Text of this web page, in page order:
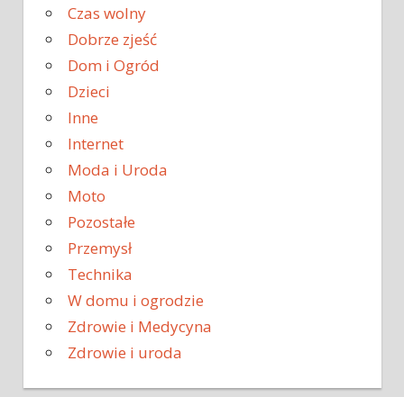
Czas wolny
Dobrze zjeść
Dom i Ogród
Dzieci
Inne
Internet
Moda i Uroda
Moto
Pozostałe
Przemysł
Technika
W domu i ogrodzie
Zdrowie i Medycyna
Zdrowie i uroda